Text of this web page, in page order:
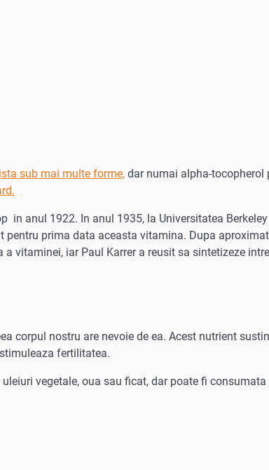
sub mai multe forme, dar numai alpha-tocopherol
in anul 1922. In anul 1935, la Universitatea
prima data aceasta vitamina. Dupa
vitaminei, iar Paul Karrer a reusit sa sintetizeze
corpul nostru are nevoie de ea. Acest nutrient
fertilitatea.
vegetale, oua sau ficat, dar poate fi